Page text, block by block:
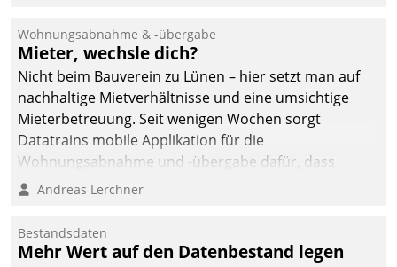
und Beschwerde-Management einen eigenen Kanal
ein.
Wohnungsabnahme & -übergabe
Mieter, wechsle dich?
Nicht beim Bauverein zu Lünen – hier setzt man auf
nachhaltige Mietverhältnisse und eine umsichtige
Mieterbetreuung. Seit wenigen Wochen sorgt
Datatrains mobile Applikation für die
Wohnungsabnahme und -übergabe dafür, dass
Mieter wohlgeordnet kommen und, so es sein muss,
Andreas Lerchner
Bestandsdaten
Mehr Wert auf den Datenbestand legen